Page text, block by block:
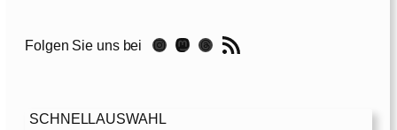
Folgen Sie uns bei Instagram Mastodon Threads RSS-Feed
SCHNELLAUSWAHL